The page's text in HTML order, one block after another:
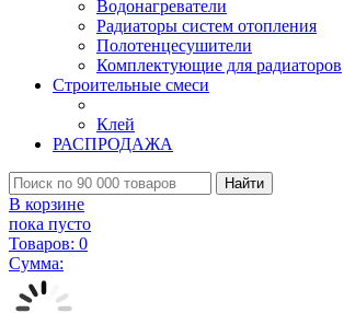
Водонагреватели
Радиаторы систем отопления
Полотенцесушители
Комплектующие для радиаторов
Строительные смеси
Клей
РАСПРОДАЖА
Найти
В корзине
пока пусто
Товаров: 0
Сумма: